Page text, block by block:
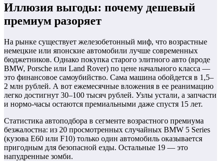
Иллюзия выгоды: почему дешевый
премиум разоряет
На рынке существует железобетонный миф, что возрастные
немецкие или японские автомобили лучше современных
бюджетников. Однако покупка старого элитного авто (вроде
BMW, Porsche или Land Rover) по цене начального класса —
это финансовое самоубийство. Сама машина обойдется в 1,5–
2 млн рублей. А вот ежемесячные вложения в ее реанимацию
легко достигнут 30–100 тысяч рублей. Узлы устали, а запчасти
и нормо-часы остаются премиальными даже спустя 15 лет.
Статистика автоподбора в сегменте возрастного премиума
безжалостна: из 20 просмотренных случайных BMW 5 Series
(кузова E60 или F10) только один автомобиль оказывается
пригодным для безопасной езды. Остальные 19 — это
напудренные зомби.